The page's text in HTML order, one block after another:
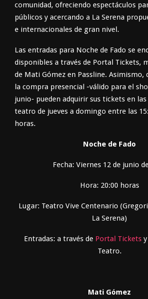
comunidad, ofreciendo espectáculos
públicos y acercando a La Serena
e internacionales de gran nivel.
Las entradas para Noche de Fado se
disponibles a través de Portal Tickets,
de Mati Gómez en Passline. Asimismo,
la compra presencial -válido para el
junio- pueden adquirir sus tickets en
teatro de jueves a domingo entre las
horas.
Noche de Fado
Fecha: Viernes 12 de junio
Hora: 20:00 horas
Lugar: Teatro Vive Centenario
La Serena)
Entradas: a través de Portal Tickets
Teatro.
Mati Gómez